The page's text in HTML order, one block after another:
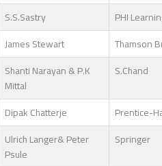
S.S.Sastry PHI
James Stewart Thamson
Shanti Narayan & P.K
Mittal
S.Chand
Dipak Chatterje Prentice-
Ulrich Langer& Peter
Psule
Springer